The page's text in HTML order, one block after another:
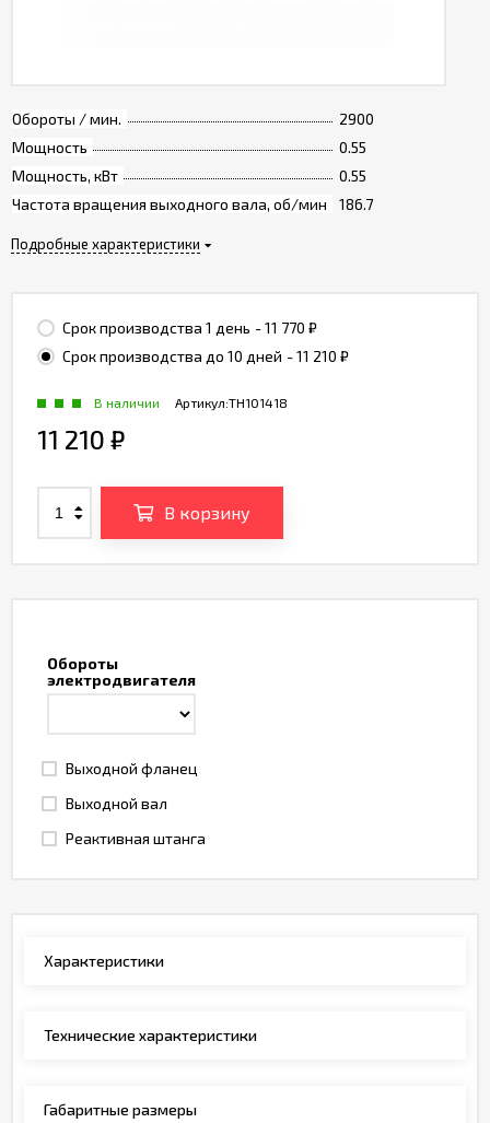
Обороты
электродвигателя
Выходной фланец
Выходной вал
Реактивная штанга
Обороты / мин.
2900
Мощность
0.55
Мощность, кВт
0.55
Частота вращения выходного вала, об/мин
186.7
Подробные характеристики
Срок производства 1 день - 11 770 ₽
Срок производства до 10 дней - 11 210 ₽
Артикул:TH101418
В наличии
11 210 ₽
В корзину
Характеристики
Технические характеристики
Габаритные размеры